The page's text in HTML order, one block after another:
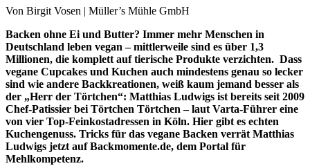
Von Birgit Vosen | Müller’s Mühle GmbH
Backen ohne Ei und Butter? Immer mehr Menschen in
Deutschland leben vegan – mittlerweile sind es über 1,3
Millionen, die komplett auf tierische Pro­dukte verzichten. Dass
vegane Cupcakes und Kuchen auch mindes­tens genau so lecker
sind wie andere Back­kreatio­nen, weiß kaum jemand besser als
der „Herr der Törtchen“: Matthias Ludwigs ist be­reits seit 2009
Chef-Patissier bei Törtchen Törtchen – laut Varta-Führer eine
von vier Top-Feinkostadressen in Köln. Hier gibt es echten
Kuchengenuss. Tricks für das ve­gane Backen verrät Matthias
Ludwigs jetzt auf Back­momente.de, dem Portal für
Mehlkompe­tenz.